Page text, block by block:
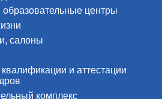
центры
салоны
и аттестации
комплекс